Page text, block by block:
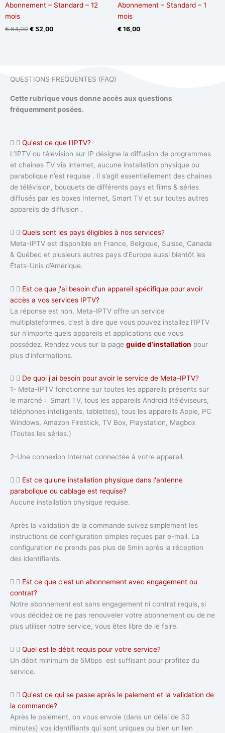
Abonnement – Standard – 12
mois
€64,00 € 52,00
Abonnement – Standard – 1
mois
€ 16,00
QUESTIONS FREQUENTES (FAQ)
Cette rubrique vous donne accès aux questions
fréquemment posées.
Qu'est ce que l'IPTV?
L’IPTV ou télévision sur IP désigne la diffusion de programmes
et chaines TV via internet, aucune installation physique ou
parabolique n’est requise . Il s’agit essentiellement des chaines
de télévision, bouquets de différents pays et films & séries
diffusés par les boxes Internet, Smart TV et sur toutes autres
appareils de diffusion .
Quels sont les pays éligibles à nos services?
Meta-IPTV est disponible en France, Belgique, Suisse, Canada
& Québec et plusieurs autres pays d’Europe aussi bientôt les
États-Unis d’Amérique.
Est ce que j'ai besoin d'un appareil spécifique pour avoir
accès a vos services IPTV?
La réponse est non, Meta-IPTV offre un service
multiplateformes, c’est à dire que vous pouvez installez l’IPTV
sur n’importe quels appareils et applications que vous
possédez. Rendez vous sur la page guide d’installation pour
plus d’informations.
De quoi j'ai besoin pour avoir le service de Meta-IPTV?
1- Meta-IPTV fonctionne sur toutes les appareils présents sur
le marché : Smart TV, tous les appareils Android (téléviseurs,
téléphones intelligents, tablettes), tous les appareils Apple, PC
Windows, Amazon Firestick, TV Box, Playstation, Magbox
(Toutes les séries.)
2-Une connexion Internet connectée à votre appareil.
Est ce qu'une installation physique dans l'antenne
parabolique ou cablage est requise?
Aucune installation physique requise.
Après la validation de la commande suivez simplement les
instructions de configuration simples reçues par e-mail. La
configuration ne prends pas plus de 5min après la réception
des identifiants.
Est ce que c'est un abonnement avec engagement ou
contrat?
Notre abonnement est sans engagement ni contrat requis, si
vous décidez de ne pas renouveler votre abonnement ou de ne
plus utiliser notre service, vous êtes libre de le faire.
Quel est le débit requis pour votre service?
Un débit minimum de 5Mbps est suffisant pour profitez du
service.
Qu'est ce qui se passe après le paiement et la validation de
la commande?
Après le paiement, on vous envoie (dans un délai de 30
minutes) vos identifiants qui sont uniques ou bien un lien